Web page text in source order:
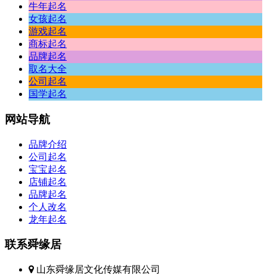
牛年起名
女孩起名
游戏起名
商标起名
品牌起名
取名大全
公司起名
国学起名
网站导航
品牌介绍
公司起名
宝宝起名
店铺起名
品牌起名
个人改名
龙年起名
联系舜缘居
山东舜缘居文化传媒有限公司